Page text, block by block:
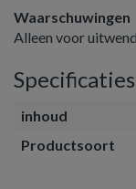
Waarschuwingen
Alleen voor
Specificaties
inhoud
Productsoort